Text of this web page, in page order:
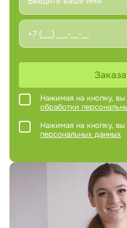
Нажимая на кнопку, вы
обработки
Нажимая на кнопку, вы
персональных данных